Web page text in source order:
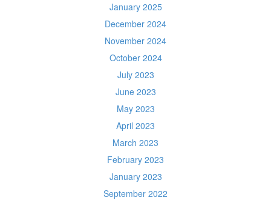
January 2025
December 2024
November 2024
October 2024
July 2023
June 2023
May 2023
April 2023
March 2023
February 2023
January 2023
September 2022